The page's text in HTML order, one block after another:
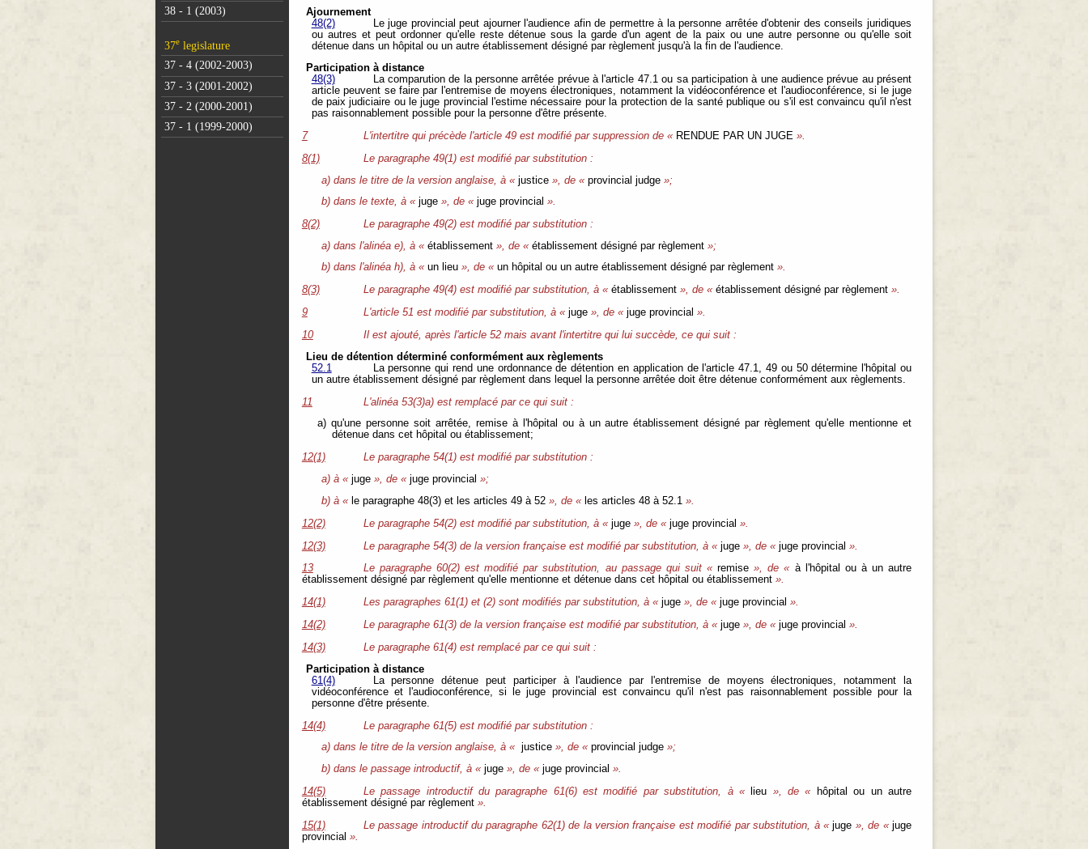
38 - 1 (2003)
37elegislature
37 - 4 (2002-2003)
37 - 3 (2001-2002)
37 - 2 (2000-2001)
37 - 1 (1999-2000)
Ajournement
48(2)
Le juge provincial peut ajourner l'audience afin de permettre à la personne arrêtée d'obtenir des conseils juridiques
ou autres et peut ordonner qu'elle reste détenue sous la garde d'un agent de la paix ou une autre personne ou qu'elle soit
détenue dans un hôpital ou un autre établissement désigné par règlement jusqu'à la fin de l'audience.
Participation à distance
48(3)
La comparution de la personne arrêtée prévue à l'article 47.1 ou sa participation à une audience prévue au présent
article peuvent se faire par l'entremise de moyens électroniques, notamment la vidéoconférence et l'audioconférence, si le juge
de paix judiciaire ou le juge provincial l'estime nécessaire pour la protection de la santé publique ou s'il est convaincu qu'il n'est
pas raisonnablement possible pour la personne d'être présente.
7
L'intertitre qui précède l'article 49 est modifié par suppression de « RENDUE PAR UN JUGE».
8(1)
Le paragraphe 49(1) est modifié par substitution :
a) dans le titre de la version anglaise, à «justice », de «provincial judge »;
b) dans le texte, à «juge », de «juge provincial ».
8(2)
Le paragraphe 49(2) est modifié par substitution :
a) dans l'alinéa e), à «établissement », de «établissement désigné par règlement »;
b) dans l'alinéa h), à «un lieu », de «un hôpital ou un autre établissement désigné par règlement ».
8(3)
Le paragraphe 49(4) est modifié par substitution, à « établissement», de « établissement désigné par règlement».
9
L'article 51 est modifié par substitution, à « juge», de « juge provincial ».
10
Il est ajouté, après l'article 52 mais avant l'intertitre qui lui succède, ce qui suit :
Lieu de détention déterminé conformément aux règlements
52.1
La personne qui rend une ordonnance de détention en application de l'article 47.1, 49 ou 50 détermine l'hôpital ou
un autre établissement désigné par règlement dans lequel la personne arrêtée doit être détenue conformément aux règlements.
11
L'alinéa 53(3)a) est remplacé par ce qui suit :
a) qu'une personne soit arrêtée, remise à l'hôpital ou à un autre établissement désigné par règlement qu'elle mentionne et
détenue dans cet hôpital ou établissement;
12(1)
Le paragraphe 54(1) est modifié par substitution :
a) à «juge », de «juge provincial »;
b) à « le paragraphe 48(3) et les articles 49 à 52 », de « les articles 48 à 52.1 ».
12(2)
Le paragraphe 54(2) est modifié par substitution, à « juge», de « juge provincial ».
12(3)
Le paragraphe 54(3) de la version française est modifié par substitution, à « juge», de « juge provincial ».
13
Le paragraphe 60(2) est modifié par substitution, au passage qui suit «remise », de « à l'hôpital ou à un autre
établissement désigné par règlement qu'elle mentionne et détenue dans cet hôpital ou établissement».
14(1)
Les paragraphes 61(1) et (2) sont modifiés par substitution, à « juge», de « juge provincial ».
14(2)
Le paragraphe 61(3) de la version française est modifié par substitution, à « juge», de « juge provincial ».
14(3)
Le paragraphe 61(4) est remplacé par ce qui suit :
Participation à distance
61(4)
La personne détenue peut participer à l'audience par l'entremise de moyens électroniques, notamment la
vidéoconférence et l'audioconférence, si le juge provincial est convaincu qu'il n'est pas raisonnablement possible pour la
personne d'être présente.
14(4)
Le paragraphe 61(5) est modifié par substitution :
a) dans le titre de la version anglaise, à « justice », de «provincial judge »;
b) dans le passage introductif, à «juge », de «juge provincial ».
14(5)
Le passage introductif du paragraphe 61(6) est modifié par substitution, à « lieu », de «
hôpital ou un autre
établissement désigné par règlement».
15(1)
Le passage introductif du paragraphe 62(1) de la version française est modifié par substitution, à «juge », de «juge
provincial ».